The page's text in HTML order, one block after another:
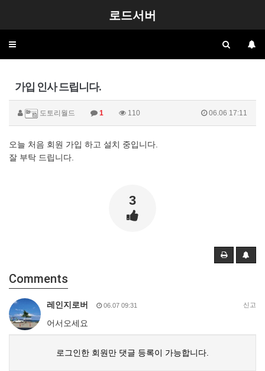
로드서버
Toggle
가입 인사 드립니다.
도토리월드 1 110 06.06 17:11
오늘 처음 회원 가입 하고 설치 중입니다.
잘 부탁 드립니다.
3
Comments
레인지로버 06.07 09:31 신고
어서오세요
로그인한 회원만 댓글 등록이 가능합니다.